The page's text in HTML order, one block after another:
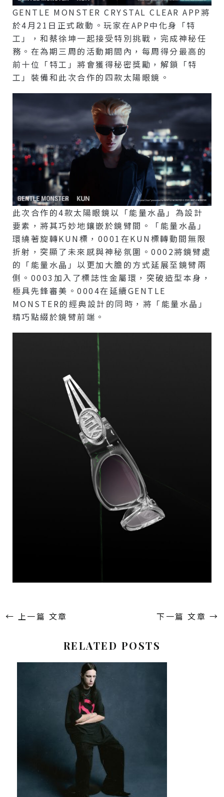
GENTLE MONSTER CRYSTAL CLEAR APP將
於4月21日正式啟動。玩家在APP中化身「特
工」，和蔡徐坤一起接受特別挑戰，完成神秘任
務。在為期三周的活動期間內，每周得分最高的
前十位「特工」將會獲得秘密獎勵，解鎖「特
工」裝備和此次合作的四款太陽眼鏡。
此次合作的4款太陽眼鏡以「能量水晶」為設計
要素，將其巧妙地鑲嵌於鏡臂間。「能量水晶」
環繞著旋轉KUN標，0001在KUN標轉動間無限
折射，突顯了未來感與神秘氛圍。0002將鏡臂處
的「能量水晶」以更加大膽的方式延展至鏡臂兩
側。0003加入了標誌性金屬環，突破造型本身，
極具先鋒審美。0004在延續GENTLE
MONSTER的經典設計的同時，將「能量水晶」
精巧點綴於鏡臂前端。
← 上一篇 文章 下一篇 文章 →
RELATED POSTS